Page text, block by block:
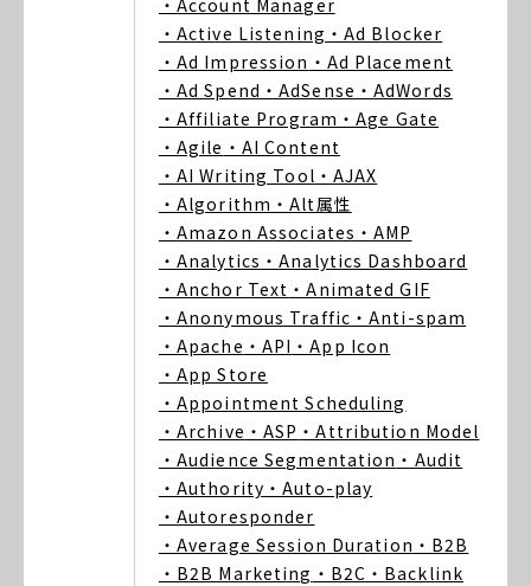
・Account Manager
・Active Listening ・Ad Blocker
・Ad Impression ・Ad Placement
・Ad Spend ・AdSense ・AdWords
・Affiliate Program ・Age Gate
・Agile ・AI Content
・AI Writing Tool ・AJAX
・Algorithm ・Alt属性
・Amazon Associates ・AMP
・Analytics ・Analytics Dashboard
・Anchor Text ・Animated GIF
・Anonymous Traffic ・Anti-spam
・Apache ・API ・App Icon
・App Store
・Appointment Scheduling
・Archive ・ASP ・Attribution Model
・Audience Segmentation ・Audit
・Authority ・Auto-play
・Autoresponder
・Average Session Duration ・B2B
・B2B Marketing ・B2C ・Backlink